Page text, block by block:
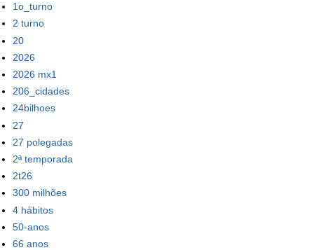
1o_turno
2 turno
20
2026
2026 mx1
206_cidades
24bilhoes
27
27 polegadas
2ª temporada
2t26
300 milhões
4 hábitos
50-anos
66 anos